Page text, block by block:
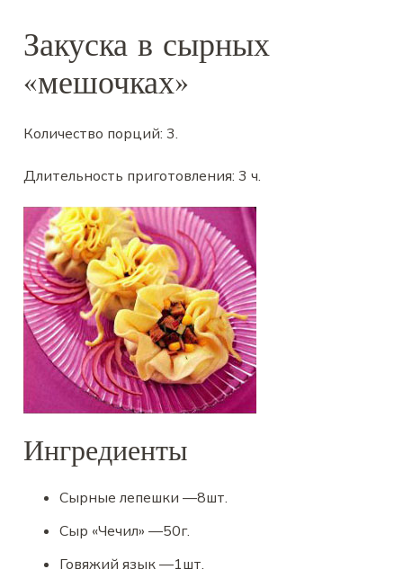
Закуска в сырных
«мешочках»
Количество порций:3.
Длительность приготовления:3 ч.
Ингредиенты
Сырные лепешки —8шт.
Сыр «Чечил» —50г.
Говяжий язык—1шт.